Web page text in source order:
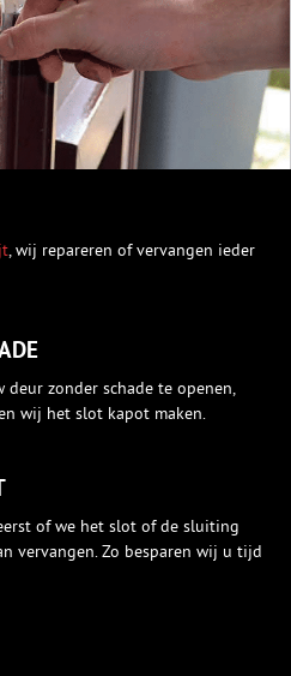
, wij repareren of vervangen ieder
zonder schade te openen,
wij het slot kapot maken.
of we het slot of de sluiting
vervangen. Zo besparen wij u tijd